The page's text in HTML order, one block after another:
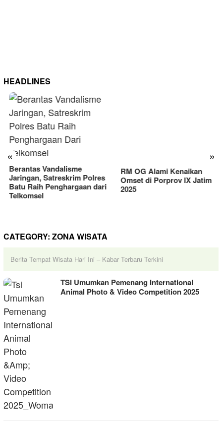
HEADLINES
« »
Berantas Vandalisme
Jaringan, Satreskrim Polres
Batu Raih Penghargaan dari
Telkomsel
CATEGORY: ZONA WISATA
Berita Tempat Wisata Hari Ini – Kabar Terbaru Terkini
TSI Umumkan Pemenang International
Animal Photo & Video Competition 2025